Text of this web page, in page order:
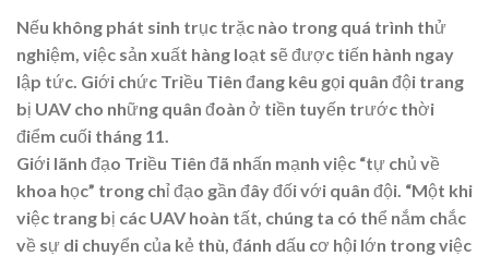
Nếu không phát sinh trục trặc nào trong quá trình thử
nghiệm, việc sản xuất hàng loạt sẽ được tiến hành ngay
lập tức. Giới chức Triều Tiên đang kêu gọi quân đội trang
bị UAV cho những quân đoàn ở tiền tuyến trước thời
điểm cuối tháng 11.
Giới lãnh đạo Triều Tiên đã nhấn mạnh việc “tự chủ về
khoa học” trong chỉ đạo gần đây đối với quân đội. “Một khi
việc trang bị các UAV hoàn tất, chúng ta có thể nắm chắc
về sự di chuyển của kẻ thù, đánh dấu cơ hội lớn trong việc